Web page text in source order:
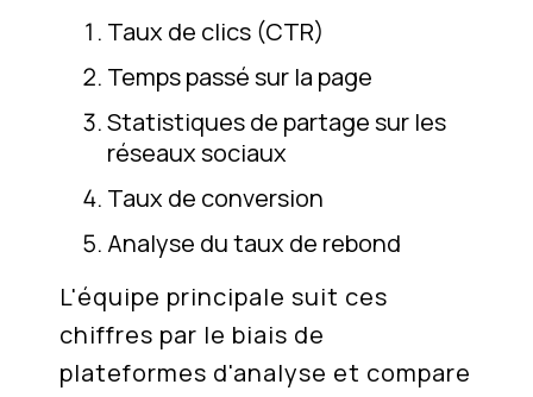
Taux de clics (CTR)
Temps passé sur la page
Statistiques de partage sur les
réseaux sociaux
Taux de conversion
Analyse du taux de rebond
L'équipe principale suit ces
chiffres par le biais de
plateformes d'analyse et compare